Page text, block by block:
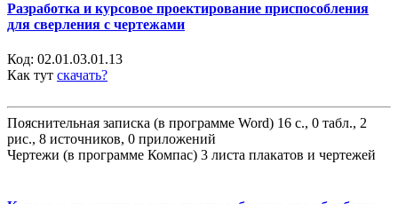
Разработка и курсовое проектирование приспособления
для сверления с чертежами
Код: 02.01.03.01.13
Как тут скачать?
Пояснительная записка (в программе Word) 16 с., 0 табл., 2
рис., 8 источников, 0 приложений
Чертежи (в программе Компас) 3 листа плакатов и чертежей